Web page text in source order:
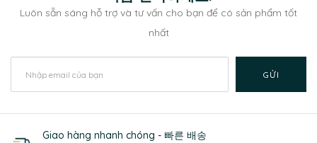
Luôn sẵn sáng hỗ trợ và tư vấn cho bạn để có sản phẩm tốt
nhất
GỬI
Giao hàng nhanh chóng - 빠른 배송